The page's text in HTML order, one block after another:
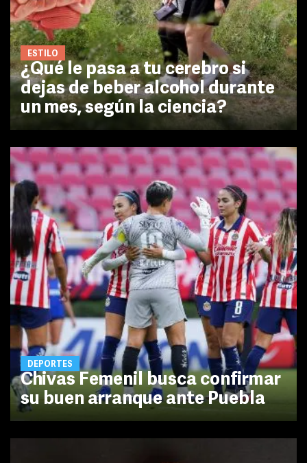
ESTILO
¿Qué le pasa a tu cerebro si
dejas de beber alcohol durante
un mes, según la ciencia?
DEPORTES
Chivas Femenil busca confirmar
su buen arranque ante Puebla